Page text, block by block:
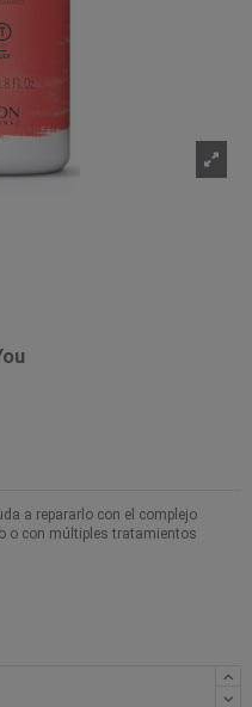
a repararlo con el complejo
o con múltiples tratamientos